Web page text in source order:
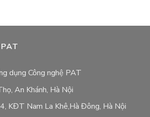
dụng Công nghệ PAT
An Khánh, Hà Nội
KĐT Nam La Khê,Hà Đông, Hà Nội